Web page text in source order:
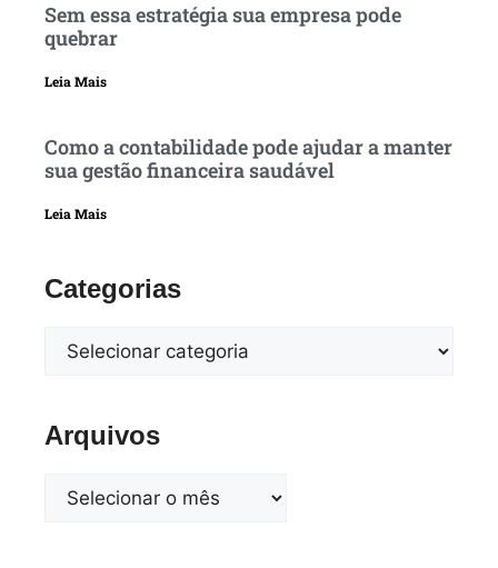
Sem essa estratégia sua empresa pode
quebrar
Leia Mais
Como a contabilidade pode ajudar a manter
sua gestão financeira saudável
Leia Mais
Categorias
Arquivos